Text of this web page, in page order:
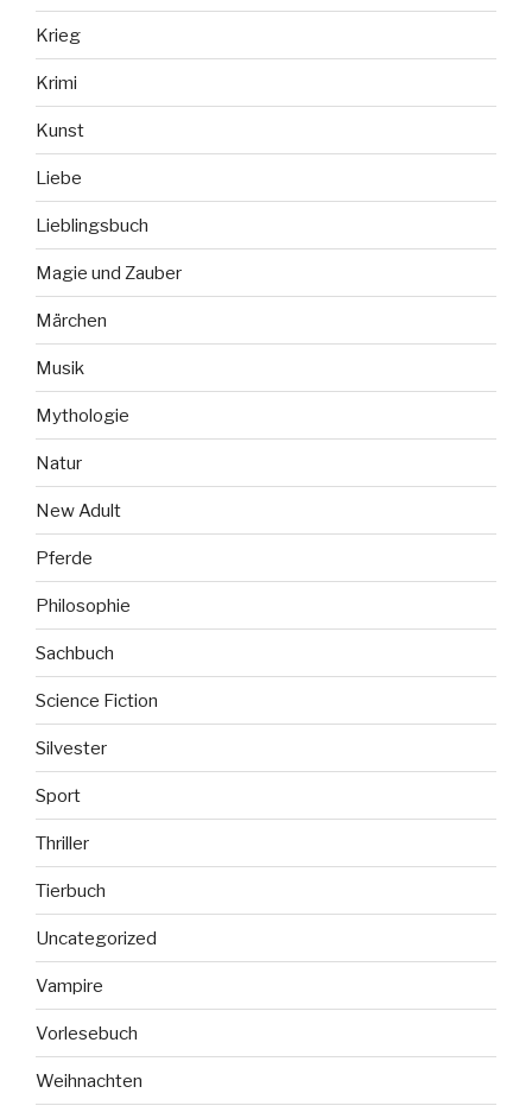
Krieg
Krimi
Kunst
Liebe
Lieblingsbuch
Magie und Zauber
Märchen
Musik
Mythologie
Natur
New Adult
Pferde
Philosophie
Sachbuch
Science Fiction
Silvester
Sport
Thriller
Tierbuch
Uncategorized
Vampire
Vorlesebuch
Weihnachten